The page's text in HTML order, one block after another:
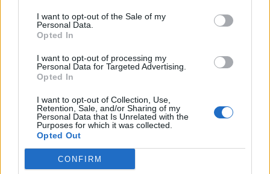
I want to opt-out of the Sale of my
Personal Data.
Opted In
I want to opt-out of processing my
Personal Data for Targeted Advertising.
Opted In
I want to opt-out of Collection, Use,
Retention, Sale, and/or Sharing of my
Personal Data that Is Unrelated with the
Purposes for which it was collected.
Opted Out
CONFIRM
Anno di Fondazione:1880 come St Mark's
Stadio:Etihad Stadium (47.405)
Città:Manchester
Presidente:Khaldoon Al Mubarak
Manager:Pep Guardiola